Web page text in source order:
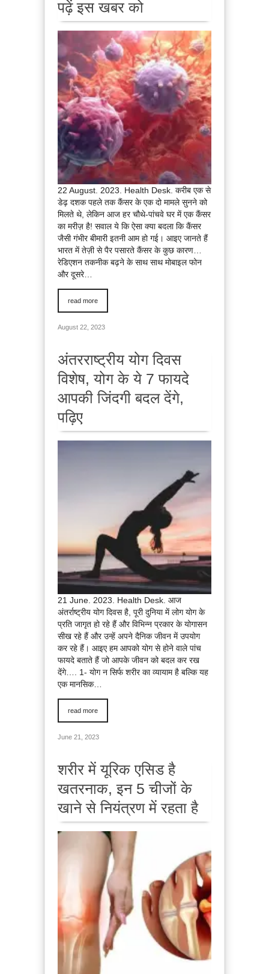
पढ़ें इस खबर को
22 August. 2023. Health Desk. करीब एक से
डेढ़ दशक पहले तक कैंसर के एक दो मामले सुनने को
मिलते थे, लेकिन आज हर चौथे-पांचवे घर में एक कैंसर
का मरीज़ है! सवाल ये कि ऐसा क्या बदला कि कैंसर
जैसी गंभीर बीमारी इतनी आम हो गई। आइए जानते हैं
भारत में तेज़ी से पैर पसारते कैंसर के कुछ कारण…
रेडिएशन तकनीक बढ़ने के साथ साथ मोबाइल फोन
और दूसरे…
read more
August 22, 2023
अंतरराष्ट्रीय योग दिवस
विशेष, योग के ये 7 फायदे
आपकी जिंदगी बदल देंगे,
पढ़िए
21 June. 2023. Health Desk. आज
अंतर्राष्ट्रीय योग दिवस है, पूरी दुनिया में लोग योग के
प्रति जागृत हो रहे हैं और विभिन्न प्रकार के योगासन
सीख रहे हैं और उन्हें अपने दैनिक जीवन में उपयोग
कर रहे हैं। आइए हम आपको योग से होने वाले पांच
फायदे बताते हैं जो आपके जीवन को बदल कर रख
देंगे…. 1- योग न सिर्फ शरीर का व्यायाम है बल्कि यह
एक मानसिक…
read more
June 21, 2023
शरीर में यूरिक एसिड है
खतरनाक, इन 5 चीजों के
खाने से नियंत्रण में रहता है